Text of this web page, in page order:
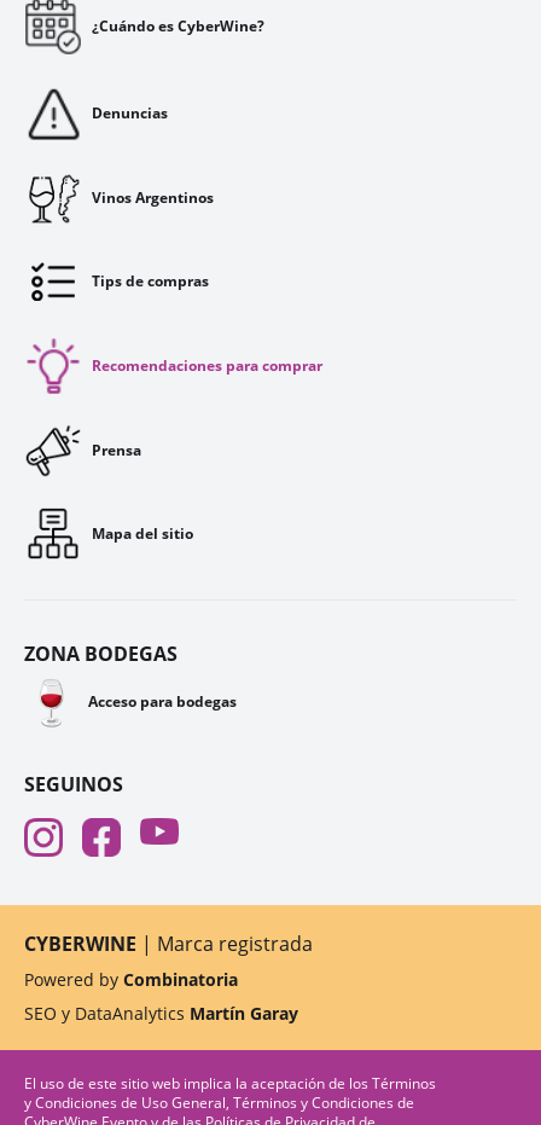
¿Cuándo es CyberWine?
Denuncias
Vinos Argentinos
Tips de compras
Recomendaciones para comprar
Prensa
Mapa del sitio
ZONA BODEGAS
🍷 Acceso para bodegas
SEGUINOS
CYBERWINE | Marca registrada
Powered by Combinatoria
SEO y DataAnalytics Martín Garay
El uso de este sitio web implica la aceptación de los Términos
y Condiciones de Uso General, Términos y Condiciones de